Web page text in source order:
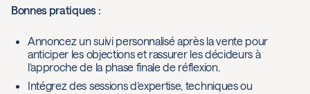
Bonnes pratiques :
Annoncez un suivi personnalisé après la vente pour
anticiper les objections et rassurer les décideurs à
l’approche de la phase finale de réflexion.
Intégrez des sessions d’expertise, techniques ou